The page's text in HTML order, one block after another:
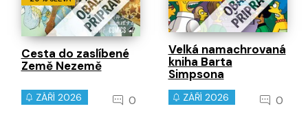
Cesta do zaslíbené
Země Nezemě
ZÁŘÍ 2026 0
Velká namachrovaná
kniha Barta
Simpsona
ZÁŘÍ 2026 0